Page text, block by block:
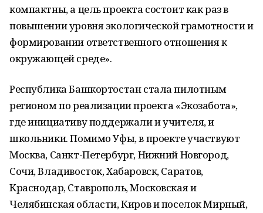
компактны, а цель проекта состоит как раз в
повышении уровня экологической грамотности и
формировании ответственного отношения к
окружающей среде».
Республика Башкортостан стала пилотным
регионом по реализации проекта «Экозабота»,
где инициативу поддержали и учителя, и
школьники. Помимо Уфы, в проекте участвуют
Москва, Санкт-Петербург, Нижний Новгород,
Сочи, Владивосток, Хабаровск, Саратов,
Краснодар, Ставрополь, Московская и
Челябинская области, Киров и поселок Мирный,